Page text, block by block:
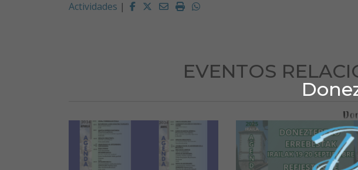
Actividades | Facebook
Twitter
EmailImprimirWhatsapp
EVENTOS